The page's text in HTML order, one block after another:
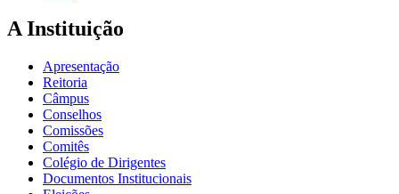
A Instituição
Apresentação
Reitoria
Câmpus
Conselhos
Comissões
Comitês
Colégio de Dirigentes
Documentos Institucionais